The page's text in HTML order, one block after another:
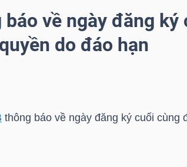
về ngày đăng ký
do đáo hạn
thông báo về ngày đăng ký cuối cùng